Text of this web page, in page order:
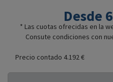
Desde
* Las cuotas ofrecidas en la
Consute condiciones con
Precio contado 4.192 €